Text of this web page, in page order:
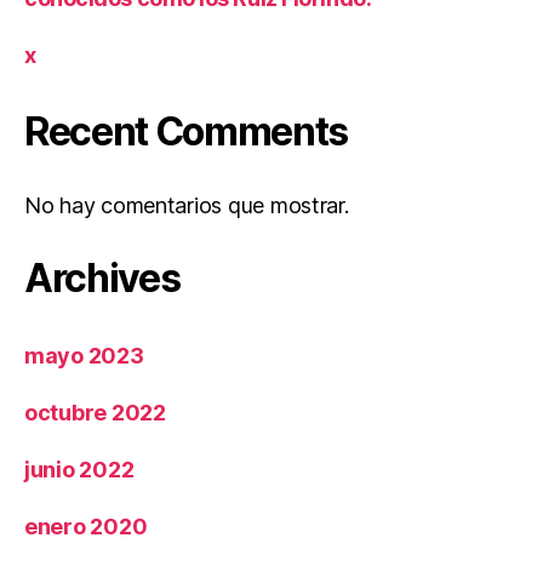
x
Recent Comments
No hay comentarios que mostrar.
Archives
mayo 2023
octubre 2022
junio 2022
enero 2020